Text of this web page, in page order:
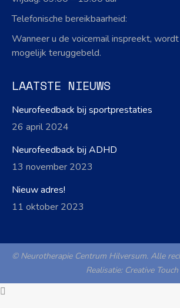
Telefonische bereikbaarheid:
Wanneer u de voicemail inspreekt,
mogelijk teruggebeld.
LAATSTE NIEUWS
Neurofeedback bij sportprestaties
26 april 2024
Neurofeedback bij ADHD
13 november 2023
Nieuw adres!
11 oktober 2023
© Neurotherapie Centrum Hilversum. Alle
Realisatie: Creative Touch